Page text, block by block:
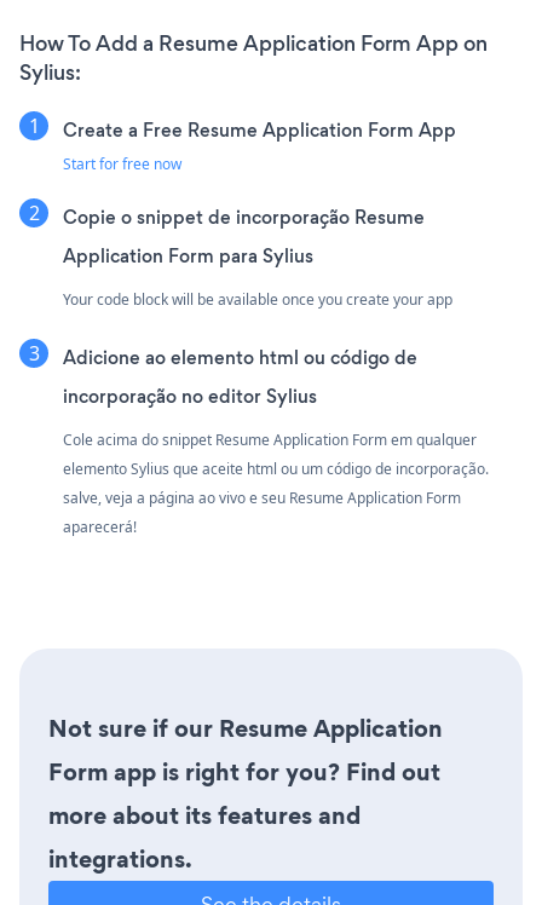
How To Add a Resume Application Form App on
Sylius:
Create a Free Resume Application Form App
Start for free now
Copie o snippet de incorporação Resume
Application Form para Sylius
Your code block will be available once you create your app
Adicione ao elemento html ou código de
incorporação no editor Sylius
Cole acima do snippet Resume Application Form em qualquer
elemento Sylius que aceite html ou um código de incorporação.
salve, veja a página ao vivo e seu Resume Application Form
aparecerá!
Not sure if our Resume Application
Form app is right for you? Find out
more about its features and
integrations.